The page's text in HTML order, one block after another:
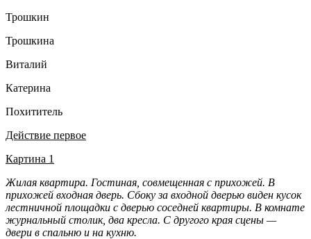
Трошкин
Трошкина
Виталий
Катерина
Похититель
Действие первое
Картина 1
Жилая квартира. Гостиная, совмещенная с прихожей. В
прихожей входная дверь. Сбоку за входной дверью виден кусок
лестничной площадки с дверью соседней квартиры. В комнате
журнальный столик, два кресла. С другого края сцены —
двери в спальню и на кухню.